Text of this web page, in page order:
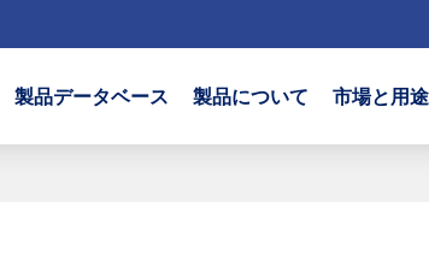
製品データベース 製品について 市場と用途